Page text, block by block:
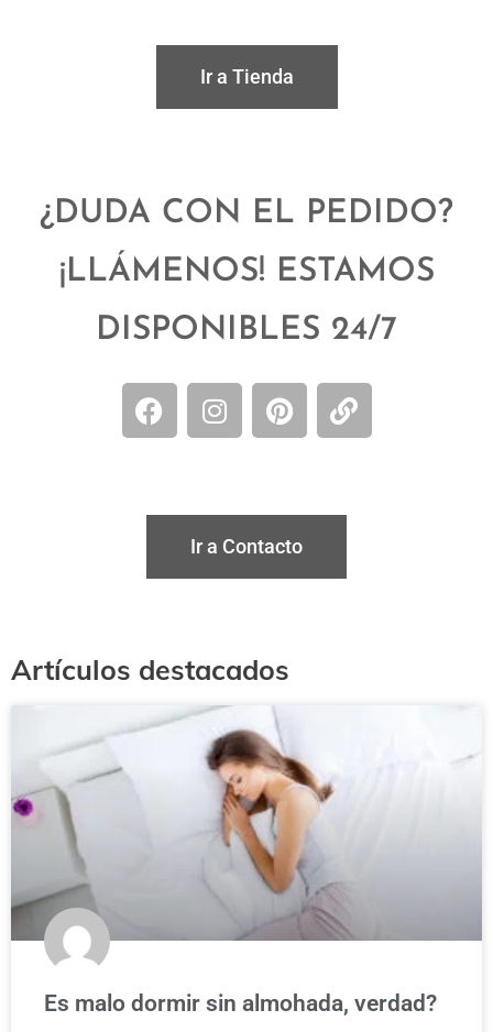
Ir a Tienda
¿DUDA CON EL PEDIDO?
¡LLÁMENOS! ESTAMOS
DISPONIBLES 24/7
Ir a Contacto
Artículos destacados
Es malo dormir sin almohada, verdad?